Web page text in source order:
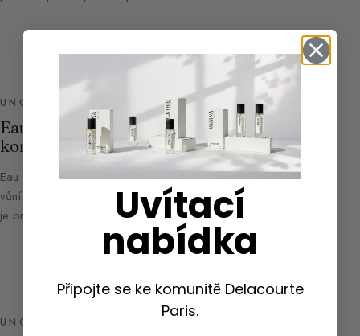
UNCATEGORIZED
Eau de Cologne: Historie, přínosy a
kompletní průvodce
Eau de Cologne: Historie, přínosy a průvodce světem svěžích
vůní Eau de Cologne, původně používaná k hygieně a toaletě,
je produkt, který…
UNCATEGORIZED
Uvítací
nabídka
Připojte se ke komunitě Delacourte
Paris.